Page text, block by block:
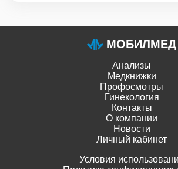
МОБИЛМЕД
Анализы
Медкнижки
Профосмотры
Гинекология
Контакты
О компании
Новости
Личный кабинет
Условия